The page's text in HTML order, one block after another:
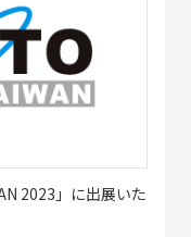
2023」に出展いた